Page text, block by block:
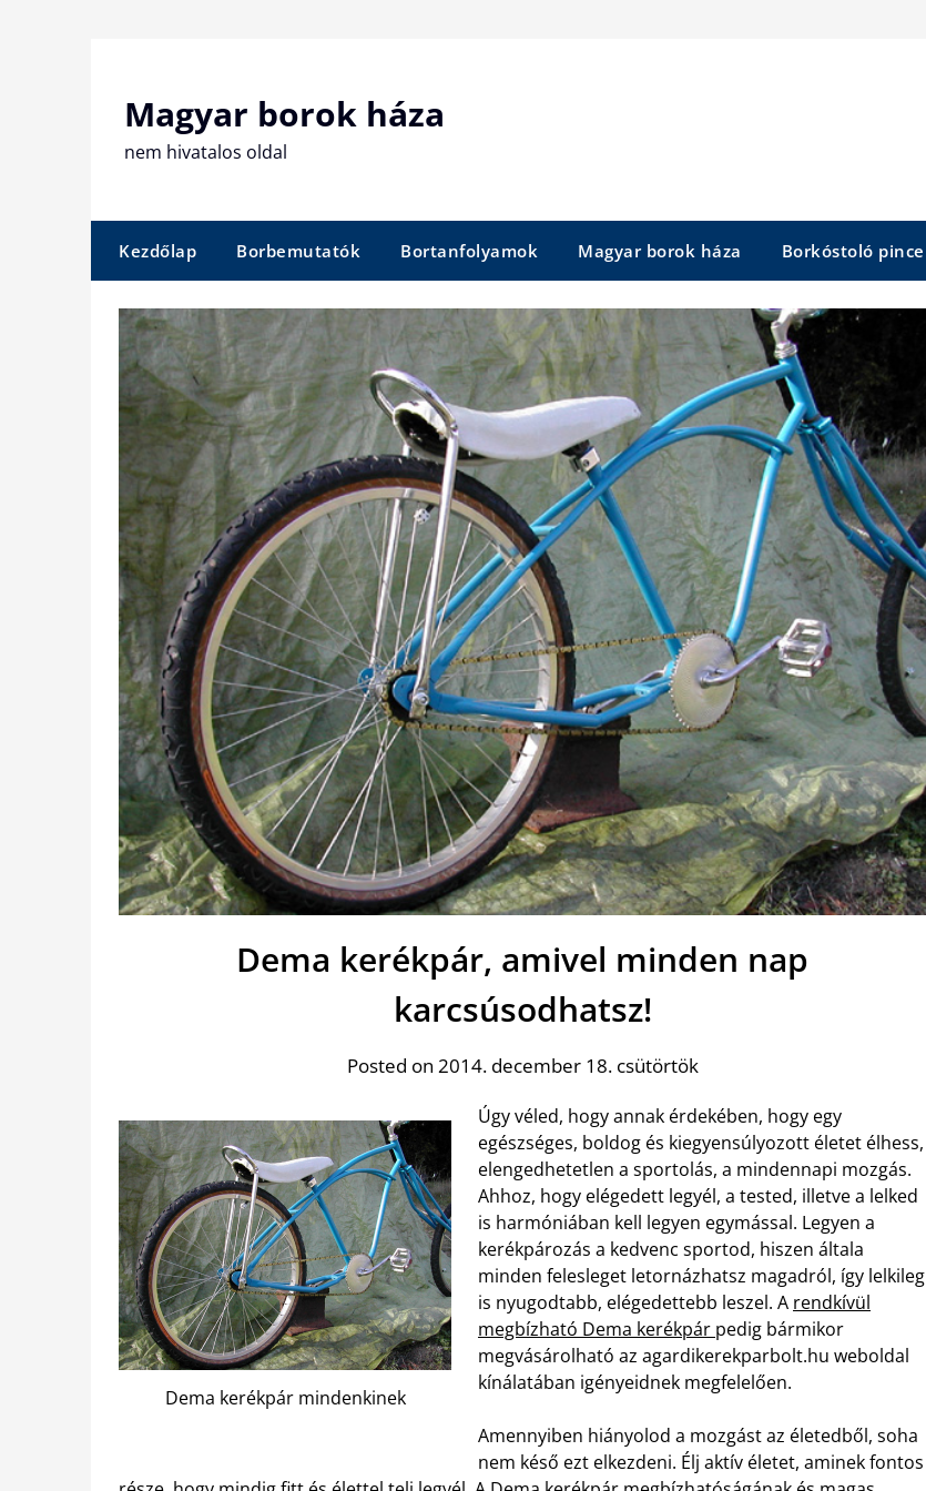
Magyar borok háza
nem hivatalos oldal
Kezdőlap Borbemutatók Bortanfolyamok Magyar borok háza Borkóstoló pince
Dema kerékpár, amivel minden nap
karcsúsodhatsz!
Posted on 2014. december 18. csütörtök
Dema kerékpár mindenkinek
Úgy véled, hogy annak érdekében, hogy egy
egészséges, boldog és kiegyensúlyozott életet élhess,
elengedhetetlen a sportolás, a mindennapi mozgás.
Ahhoz, hogy elégedett legyél, a tested, illetve a lelked
is harmóniában kell legyen egymással. Legyen a
kerékpározás a kedvenc sportod, hiszen általa
minden felesleget letornázhatsz magadról, így lelkileg
is nyugodtabb, elégedettebb leszel. A rendkívül
megbízható Dema kerékpár pedig bármikor
megvásárolható az agardikerekparbolt.hu weboldal
kínálatában igényeidnek megfelelően.
Amennyiben hiányolod a mozgást az életedből, soha
nem késő ezt elkezdeni. Élj aktív életet, aminek fontos